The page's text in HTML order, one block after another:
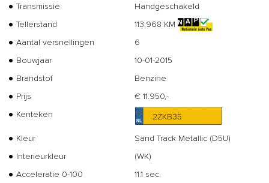
Transmissie
Handgeschakeld
Tellerstand
113.968 KM
Aantal versnellingen
6
Bouwjaar
10-01-2015
Brandstof
Benzine
Prijs
€ 11.950,-
Kenteken
2ZKB35
Kleur
Sand Track Metallic (D5U)
Interieurkleur
(WK)
Acceleratie 0-100
11.1 sec.